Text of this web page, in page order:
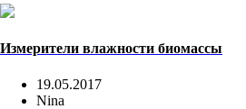
Измерители влажности биомассы
19.05.2017
Nina